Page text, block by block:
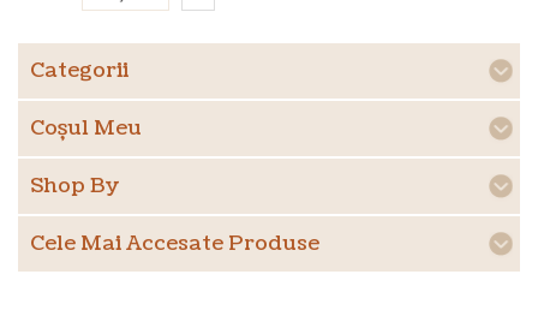
Categorii
Coşul Meu
Shop By
Cele Mai Accesate Produse